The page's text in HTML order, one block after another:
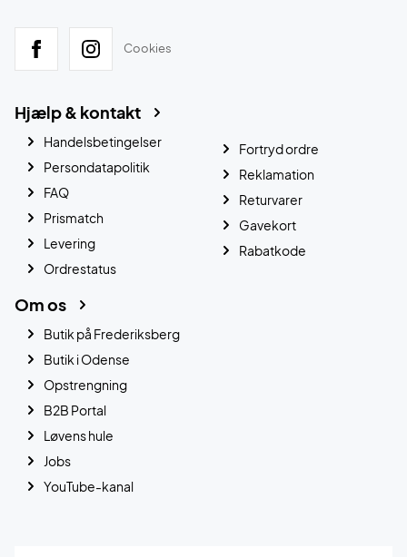
Cookies
Hjælp & kontakt
Handelsbetingelser
Persondatapolitik
FAQ
Prismatch
Levering
Ordrestatus
Fortryd ordre
Reklamation
Returvarer
Gavekort
Rabatkode
Om os
Butik på Frederiksberg
Butik i Odense
Opstrengning
B2B Portal
Løvens hule
Jobs
YouTube-kanal